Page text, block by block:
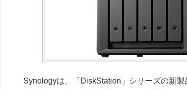
Synologyは、「DiskStation」シリーズの新製